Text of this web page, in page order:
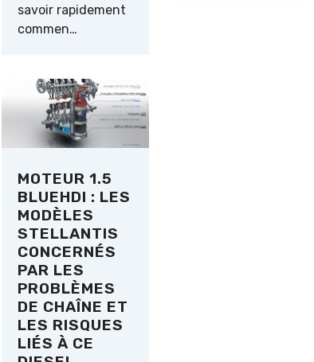
savoir rapidement
commen…
MOTEUR 1.5
BLUEHDI : LES
MODÈLES
STELLANTIS
CONCERNÉS
PAR LES
PROBLÈMES
DE CHAÎNE ET
LES RISQUES
LIÉS À CE